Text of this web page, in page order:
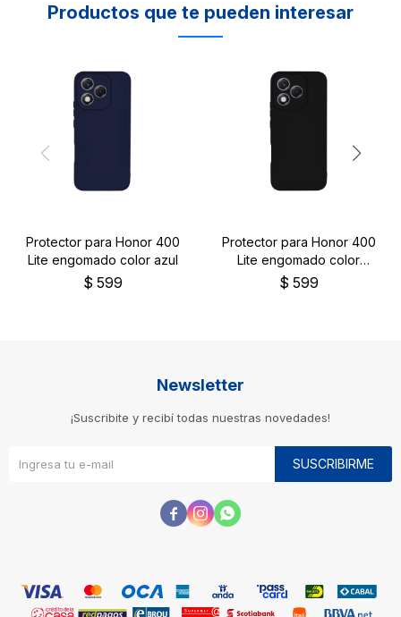
Productos que te pueden interesar
Protector para Honor 400
Lite engomado color azul
$ 599
Protector para Honor 400
Lite engomado color
negro
$ 599
Newsletter
¡Suscribite y recibí todas nuestras novedades!
SUSCRIBIRME
  